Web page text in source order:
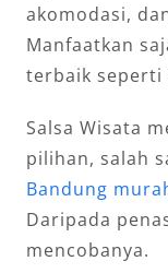
akomodasi,
Manfaatkan
terbaik seperti
Salsa Wisata
pilihan, salah
Bandung
Daripada
mencobanya.